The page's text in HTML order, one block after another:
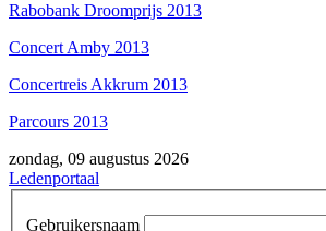
Rabobank Droomprijs 2013
Concert Amby 2013
Concertreis Akkrum 2013
Parcours 2013
zondag, 09 augustus 2026
Ledenportaal
Gebruikersnaam